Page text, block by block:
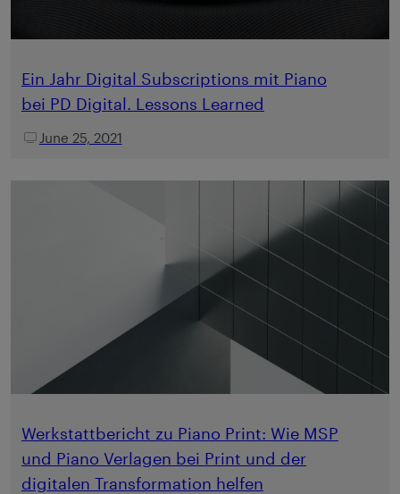
Ein Jahr Digital Subscriptions mit Piano
bei PD Digital. Lessons Learned
June 25, 2021
Werkstattbericht zu Piano Print: Wie MSP
und Piano Verlagen bei Print und der
digitalen Transformation helfen